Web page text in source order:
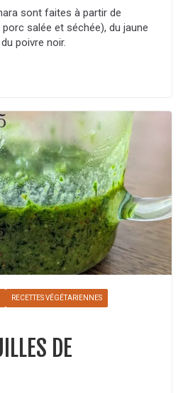
sont faites à partir de
salée et séchée), du jaune
poivre noir.
RECETTES VÉGÉTARIENNES
DE